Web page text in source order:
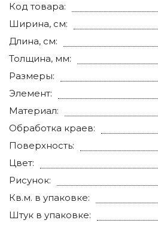
Код товара:
Ширина, см:
Длина, см:
Толщина, мм:
Размеры:
Элемент:
Материал:
Обработка краев:
Поверхность:
Цвет:
Рисунок:
Кв.м. в упаковке:
Штук в упаковке: